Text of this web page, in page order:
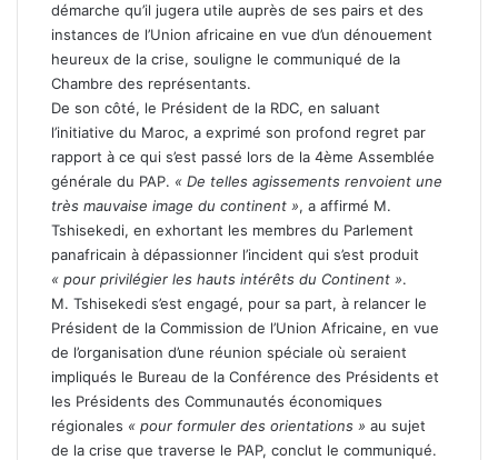
démarche qu’il jugera utile auprès de ses pairs et des
instances de l’Union africaine en vue d’un dénouement
heureux de la crise, souligne le communiqué de la
Chambre des représentants.
De son côté, le Président de la RDC, en saluant
l’initiative du Maroc, a exprimé son profond regret par
rapport à ce qui s’est passé lors de la 4ème Assemblée
générale du PAP. « De telles agissements renvoient une
très mauvaise image du continent », a affirmé M.
Tshisekedi, en exhortant les membres du Parlement
panafricain à dépassionner l’incident qui s’est produit
« pour privilégier les hauts intérêts du Continent ».
M. Tshisekedi s’est engagé, pour sa part, à relancer le
Président de la Commission de l’Union Africaine, en vue
de l’organisation d’une réunion spéciale où seraient
impliqués le Bureau de la Conférence des Présidents et
les Présidents des Communautés économiques
régionales « pour formuler des orientations » au sujet
de la crise que traverse le PAP, conclut le communiqué.